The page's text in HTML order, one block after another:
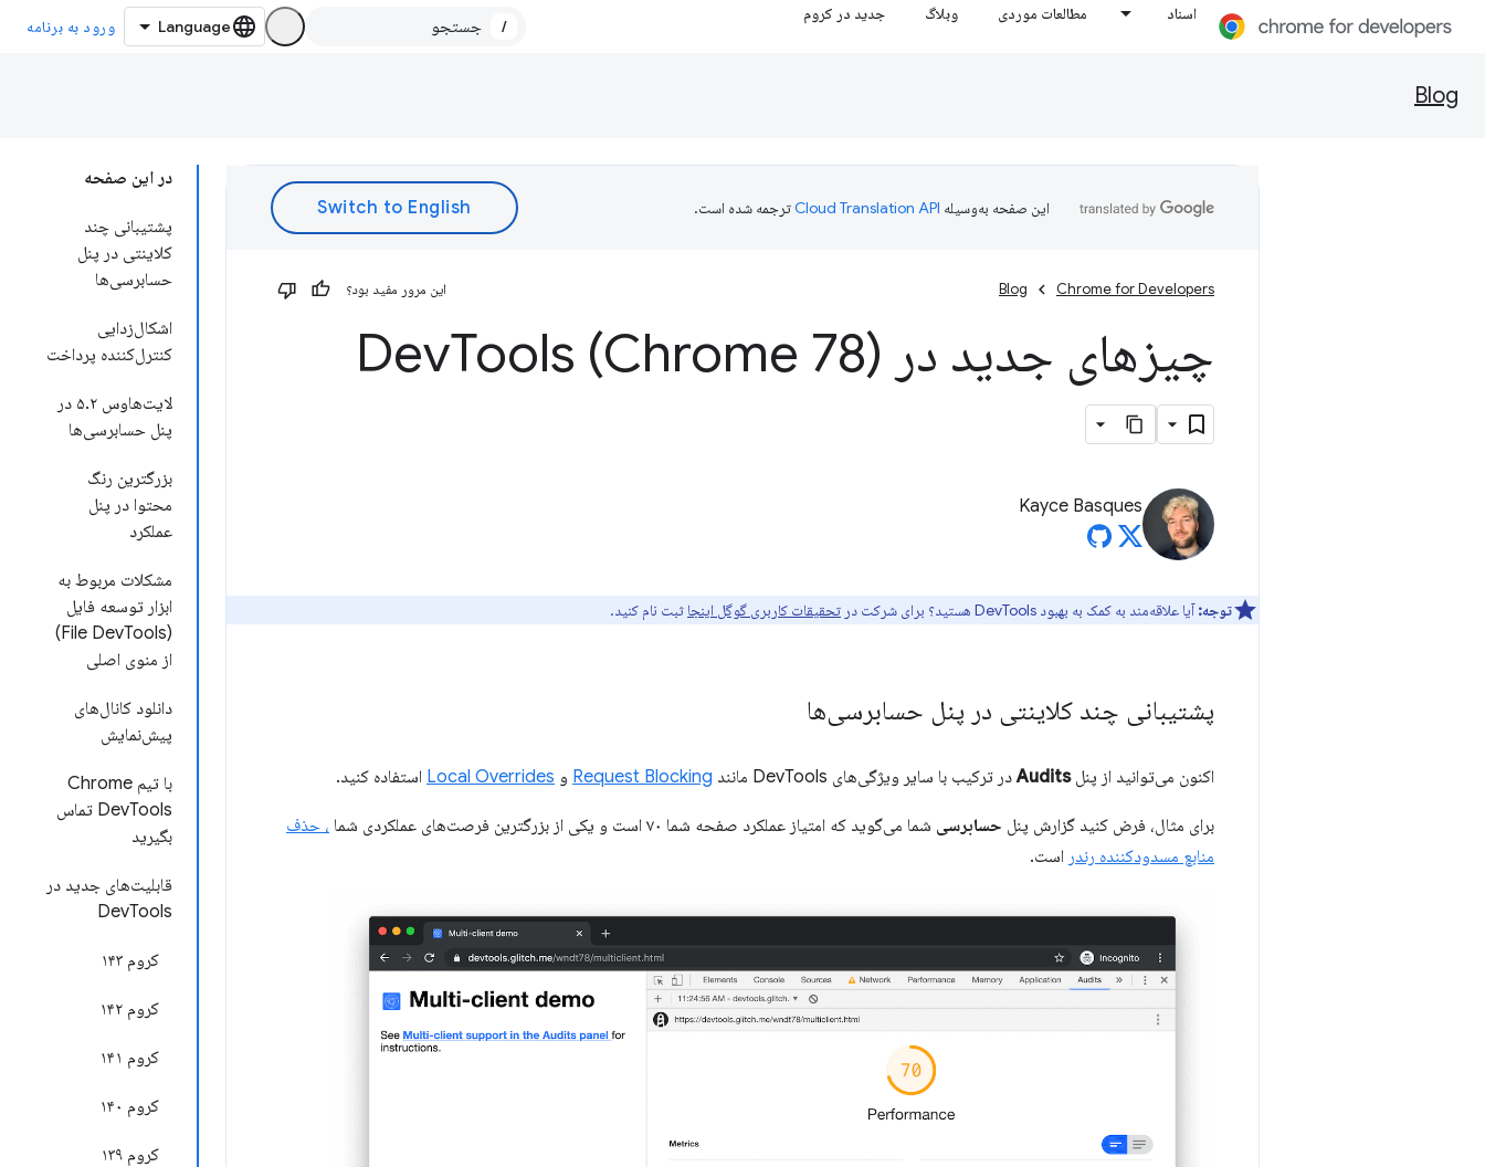
اسناد مطالعات موردی وبلاگ جدید در کروم
/ ورود به برنامه
Blog
در این صفحه
پشتیبانی چند
کلاینتی در پنل
حسابرسی‌ها
اشکال‌زدایی
کنترل‌کننده پرداخت
لایت‌هاوس ۵.۲ در
پنل حسابرسی‌ها
بزرگترین رنگ
محتوا در پنل
عملکرد
مشکلات مربوط به
ابزار توسعه فایل
(File DevTools)
از منوی اصلی
دانلود کانال‌های
پیش‌نمایش
با تیم Chrome
DevTools تماس
بگیرید
قابلیت‌های جدید در
DevTools
کروم ۱۴۳
کروم ۱۴۲
کروم ۱۴۱
کروم ۱۴۰
کروم ۱۳۹
این صفحه به‌وسیله ترجمه شده است.
Chrome for Developers
Blog این مرور مفید بود؟
چیزهای جدید در Dev Tools (Chrome 78)
Kayce Basques
توجه:آیا علاقه‌مند به کمک به بهبود DevTools هستید؟ برای شرکت در تحقیقات کاربری گوگل اینجا ثبت نام کنید.
پشتیبانی چند کلاینتی در پنل حسابرسی‌ها
اکنون می‌توانید از پنلAuditsدر ترکیب با سایر ویژگی‌های DevTools مانند Request Blocking و Local Overrides استفاده کنید.
برای مثال، فرض کنید گزارش پنل حسابرسی شما می‌گوید که امتیاز عملکرد صفحه شما ۷۰ است و یکی از بزرگترین فرصت‌های عملکردی شما
، حذف
منابع مسدودکننده رندر است.